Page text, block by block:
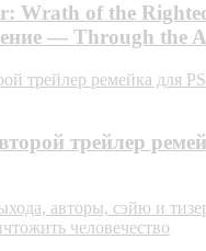
Wrath of the
— Through the
трейлер ремейка для
трейлер
авторы, сэйю и
человечество